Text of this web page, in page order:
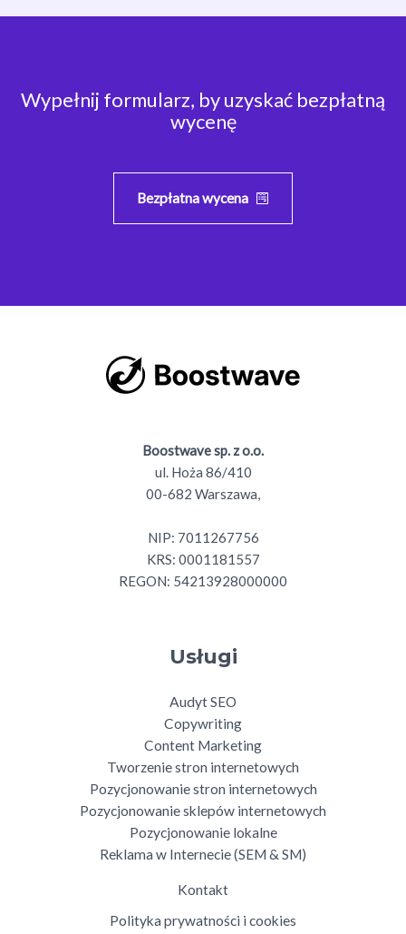
Wypełnij formularz, by uzyskać bezpłatną
wycenę
Bezpłatna wycena
Boostwave sp. z o.o.
ul. Hoża 86/410
00-682 Warszawa,
NIP: 7011267756
KRS: 0001181557
REGON: 54213928000000
Usługi
Audyt SEO
Copywriting
Content Marketing
Tworzenie stron internetowych
Pozycjonowanie stron internetowych
Pozycjonowanie sklepów internetowych
Pozycjonowanie lokalne
Reklama w Internecie (SEM & SM)
Kontakt
Polityka prywatności i cookies